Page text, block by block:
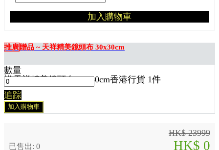
加入購物車
推廣贈品 ~ 天祥精美鏡頭布 30x30cm
送天祥精美鏡頭布 30x30cm香港行貨 1件
數量
追踪
加入購物車
HK$ 23999
已售出: 0 HK$ 0